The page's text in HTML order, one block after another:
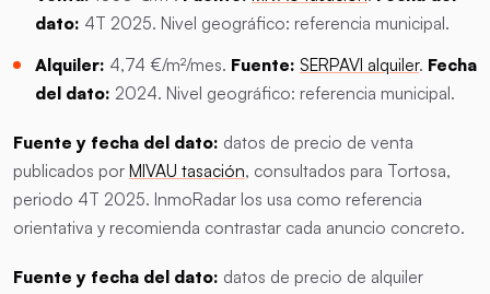
dato: 4T 2025. Nivel geográfico: referencia municipal.
Alquiler: 4,74 €/m²/mes. Fuente: SERPAVI alquiler. Fecha
del dato: 2024. Nivel geográfico: referencia municipal.
Fuente y fecha del dato: datos de precio de venta
publicados por MIVAU tasación, consultados para Tortosa,
periodo 4T 2025. InmoRadar los usa como referencia
orientativa y recomienda contrastar cada anuncio concreto.
Fuente y fecha del dato: datos de precio de alquiler